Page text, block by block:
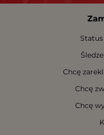
Chcę
Chcę
Chcę